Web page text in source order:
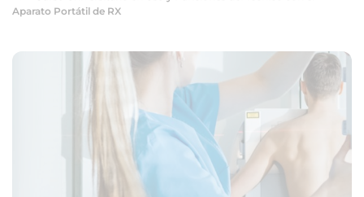
Aparato Portátil de RX